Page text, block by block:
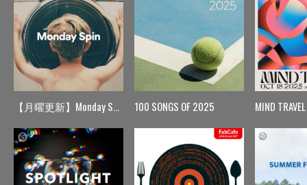
【月曜更新】Monday Spin 100 SONGS OF 2025 MIND TRAVEL